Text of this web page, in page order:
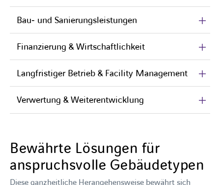
Bau‑ und Sanierungsleistungen
Finanzierung & Wirtschaftlichkeit
Langfristiger Betrieb & Facility Management
Verwertung & Weiterentwicklung
Bewährte Lösungen für
anspruchsvolle Gebäudetypen
Diese ganzheitliche Herangehensweise bewährt sich